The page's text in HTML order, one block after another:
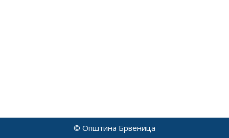
© Општина Брвеница